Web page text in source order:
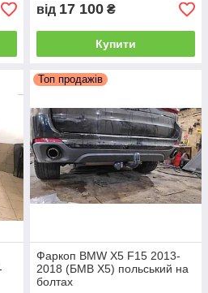
досить швидко
на автомобіль, а
робить такі фаркопи
відповімо на всі ваші
від 17 100 ₴
Купити
Топ продажів
Фаркоп BMW X5 F15 2013-
2018 (БМВ Х5) польський на
болтах